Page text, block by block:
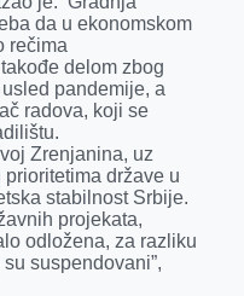
da u ekonomskom
rečima
delom zbog
pandemije, a
radova, koji se
Zrenjanina, uz
države u
stabilnost Srbije.
projekata,
odložena, za razliku
suspendovani”,